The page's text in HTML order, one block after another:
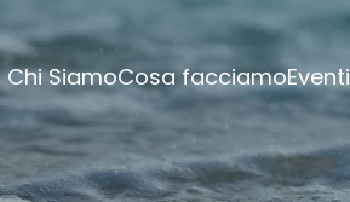
Chi SiamoCosa facciamoEventi